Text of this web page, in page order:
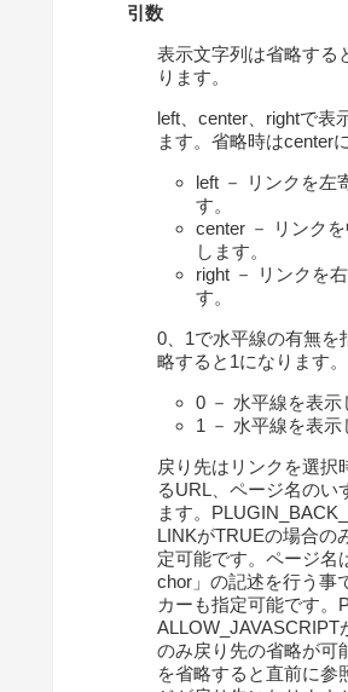
引数
表示文字列は省略する
ります。
left、center、rightで表
ます。省略時はcenter
left － リンクを左
す。
center － リンク
します。
right － リンクを
す。
0、1で水平線の有無を
略すると1になります。
0 － 水平線を表示
1 － 水平線を表示
戻り先はリンクを選択
るURL、ページ名のい
ます。
LINKがTRUEの場合の
定可能です。ページ名
chor」の記述を行う事
カーも指定可能です。
ALLOW_JAVASCRIPT
のみ戻り先の省略が可
を省略すると直前に参